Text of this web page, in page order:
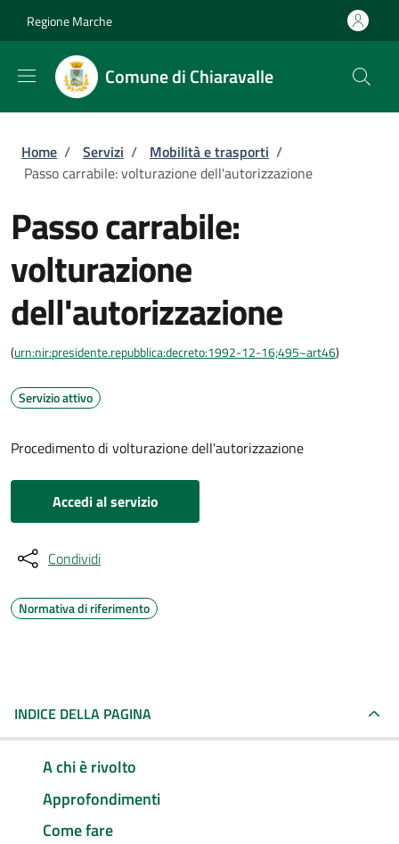
Regione Marche
Comune di Chiaravalle
Briciole di pane
Home / Servizi / Mobilità e trasporti /
Passo carrabile: volturazione dell'autorizzazione
Passo carrabile:
volturazione
dell'autorizzazione
(urn:nir:presidente.repubblica:decreto:1992-12-16;495~art46)
Servizio attivo
Procedimento di volturazione dell'autorizzazione
Accedi al servizio
Condividi
Normativa di riferimento
INDICE DELLA PAGINA
A chi è rivolto
Approfondimenti
Come fare